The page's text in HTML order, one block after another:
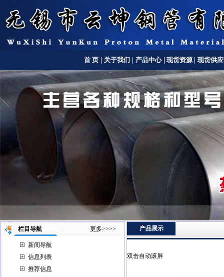
首 页| 关于我们 产品中心| 现货资源 现货供
栏目导航 更多>>>>
新闻导航
信息列表
推荐信息
产品展示
双击自动滚屏